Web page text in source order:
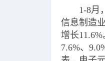
1-8月
信息制造
增长
7.6%、